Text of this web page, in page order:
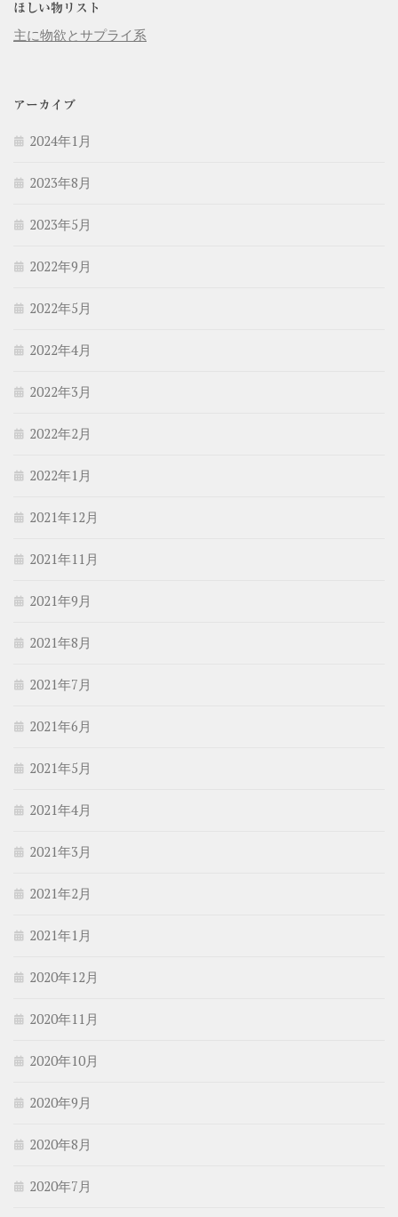
ほしい物リスト
主に物欲とサプライ系
アーカイブ
2024年1月
2023年8月
2023年5月
2022年9月
2022年5月
2022年4月
2022年3月
2022年2月
2022年1月
2021年12月
2021年11月
2021年9月
2021年8月
2021年7月
2021年6月
2021年5月
2021年4月
2021年3月
2021年2月
2021年1月
2020年12月
2020年11月
2020年10月
2020年9月
2020年8月
2020年7月